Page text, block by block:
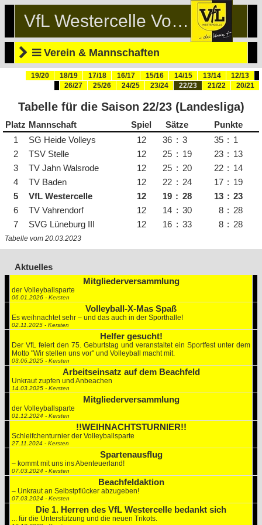
VfL Westercelle Volleyball
Verein & Mannschaften
12/13
13/14
14/15
15/16
16/17
17/18
18/19
19/20
20/21
21/22
22/23
23/24
24/25
25/26
26/27
Tabelle für die Saison 22/23 (Landesliga)
Platz Mannschaft Spiele Sätze
Punkte
1
SG Heide Volleys 12 36 : 3 35 : 1
2
TSV Stelle 12 25 : 19 23 : 13
3
TV Jahn Walsrode 12 25 : 20 22 : 14
4
TV Baden 12 22 : 24 17 : 19
5
VfL Westercelle 12 19 : 28 13 : 23
6
TV Vahrendorf 12 14 : 30 8 : 28
7
SVG Lüneburg III 12 16 : 33 8 : 28
Tabelle vom 20.03.2023
Aktuelles
Mitgliederversammlung
der Volleyballsparte
06.01.2026 - Kersten
Volleyball-X-Mas Spaß
Es weihnachtet sehr – und das auch in der Sporthalle!
02.11.2025 - Kersten
Helfer gesucht!
Der VfL feiert den 75. Geburtstag und veranstaltet ein Sportfest unter dem
Motto "Wir stellen uns vor" und Volleyball macht mit.
03.06.2025 - Kersten
Arbeitseinsatz auf dem Beachfeld
Unkraut zupfen und Anbeachen
14.03.2025 - Kersten
Mitgliederversammlung
der Volleyballsparte
01.12.2024 - Kersten
!!WEIHNACHTSTURNIER!!
Schleifchenturnier der Volleyballsparte
27.11.2024 - Kersten
Spartenausflug
– kommt mit uns ins Abenteuerland!
07.03.2024 - Kersten
Beachfeldaktion
– Unkraut an Selbstpflücker abzugeben!
07.03.2024 - Kersten
Die 1. Herren des VfL Westercelle bedankt sich
... für die Unterstützung und die neuen Trikots.